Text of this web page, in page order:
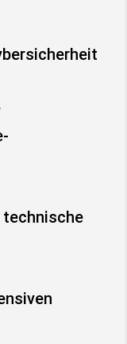
technische